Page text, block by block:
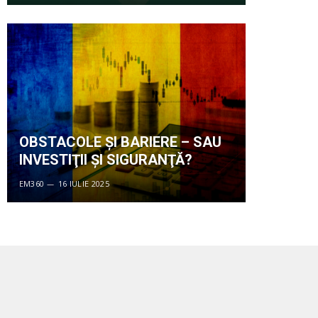
OBSTACOLE ŞI BARIERE – SAU
INVESTIŢII ŞI SIGURANŢĂ?
EM360 16 IULIE 2025